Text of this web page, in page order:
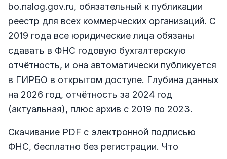
bo.nalog.gov.ru, обязательный к публикации
реестр для всех коммерческих организаций. С
2019 года все юридические лица обязаны
сдавать в ФНС годовую бухгалтерскую
отчётность, и она автоматически публикуется
в ГИРБО в открытом доступе. Глубина данных
на 2026 год, отчётность за 2024 год
(актуальная), плюс архив с 2019 по 2023.
Скачивание PDF с электронной подписью
ФНС, бесплатно без регистрации. Что